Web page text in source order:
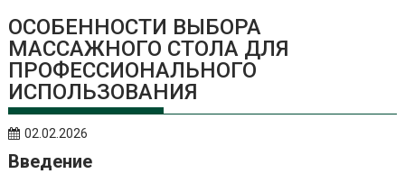
ОСОБЕННОСТИ ВЫБОРА
МАССАЖНОГО СТОЛА ДЛЯ
ПРОФЕССИОНАЛЬНОГО
ИСПОЛЬЗОВАНИЯ
02.02.2026
Введение